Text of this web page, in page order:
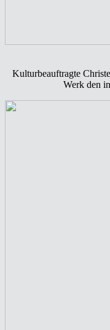
Kulturbeauftragte
Werk den